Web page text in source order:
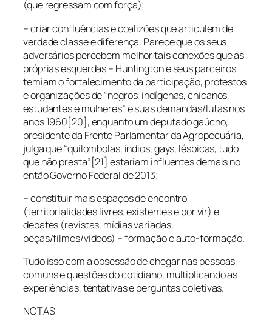
(que regressam com força);
– criar confluências e coalizões que articulem de
verdade classe e diferença. Parece que os seus
adversários percebem melhor tais conexões que as
próprias esquerdas – Huntington e seus parceiros
temiam o fortalecimento da participação, protestos
e organizações de “negros, indígenas, chicanos,
estudantes e mulheres” e suas demandas/lutas nos
anos 1960[20], enquanto um deputado gaúcho,
presidente da Frente Parlamentar da Agropecuária,
julga que “quilombolas, índios, gays, lésbicas, tudo
que não presta”[21] estariam influentes demais no
então Governo Federal de 2013;
– constituir mais espaços de encontro
(territorialidades livres, existentes e por vir) e
debates (revistas, mídias variadas,
peças/filmes/vídeos) – formação e auto-formação.
Tudo isso com a obsessão de chegar nas pessoas
comuns e questões do cotidiano, multiplicando as
experiências, tentativas e perguntas coletivas.
NOTAS